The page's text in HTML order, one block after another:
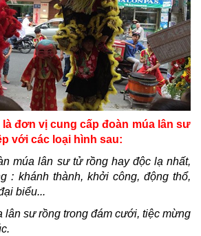
là đơn vị cung cấp đoàn múa lân sư
với các loại hình sau:
múa lân sư tử rồng hay độc lạ nhất,
: khánh thành, khởi công, động thổ,
biểu...
lân sư rồng trong đám cưới, tiệc mừng